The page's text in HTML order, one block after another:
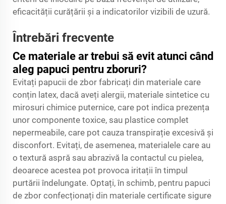
eficacității curățării și a indicatorilor vizibili de uzură.
Întrebări frecvente
Ce materiale ar trebui să evit atunci când
aleg papuci pentru zboruri?
Evitați papucii de zbor fabricați din materiale care
conțin latex, dacă aveți alergii, materiale sintetice cu
mirosuri chimice puternice, care pot indica prezența
unor componente toxice, sau plastice complet
nepermeabile, care pot cauza transpirație excesivă și
disconfort. Evitați, de asemenea, materialele care au
o textură aspră sau abrazivă la contactul cu pielea,
deoarece acestea pot provoca iritații în timpul
purtării îndelungate. Optați, în schimb, pentru papuci
de zbor confecționați din materiale certificate sigure